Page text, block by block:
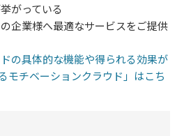
がっている
企業様へ最適なサービスをご提供
の具体的な機能や得られる効果が
モチベーションクラウド」はこち